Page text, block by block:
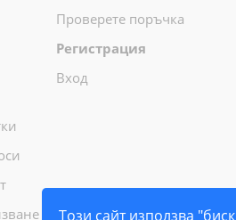
Този сайт използва
Проверете поръчка
Регистрация
Вход